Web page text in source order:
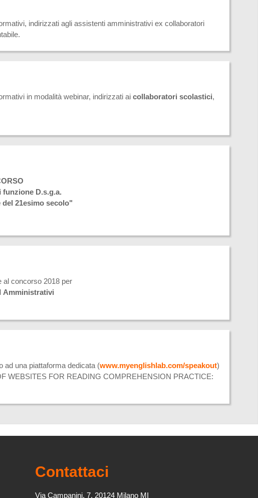
indirizzati agli assistenti amministrativi ex collaboratori
in modalità webinar, indirizzati ai collaboratori scolastici,
D.s.g.a.
21esimo secolo"
al concorso 2018 per
Amministrativi
ad una piattaforma dedicata (www.myenglishlab.com/speakout)
WEBSITES FOR READING COMPREHENSION PRACTICE:
Contattaci
Via Campanini, 7, 20124 Milano MI